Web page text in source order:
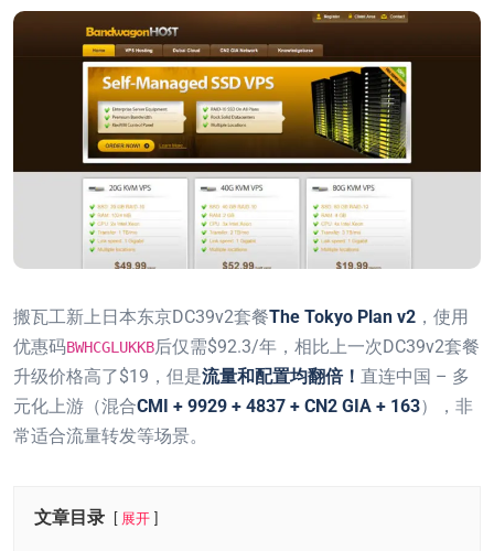
搬瓦工新上日本东京DC39v2套餐The Tokyo Plan v2 ，使用
优惠码BWHCGLUKKB后仅需$92.3/年，相比上一次DC39v2套餐
升级价格高了$19，但是流量和配置均翻倍！ 直连中国 – 多
元化上游（混合CMI + 9929 + 4837 + CN2 GIA + 163），非
常适合流量转发等场景。
文章目录 展开